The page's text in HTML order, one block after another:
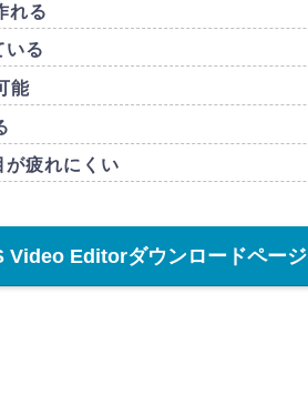
れる
いる
能
が疲れにくい
Video Editorダウンロードページ